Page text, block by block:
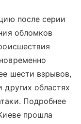
после серии
обломков
шести взрывов,
областях
Подробнее
прошла